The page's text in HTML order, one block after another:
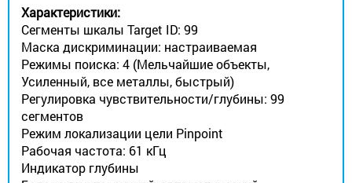
Характеристики:
Сегменты шкалы Target ID: 99
Маска дискриминации: настраиваемая
Режимы поиска: 4 (Мельчайшие объекты,
Усиленный, все металлы, быстрый)
Регулировка чувствительности/глубины: 99
сегментов
Режим локализации цели Pinpoint
Рабочая частота: 61 кГц
Индикатор глубины